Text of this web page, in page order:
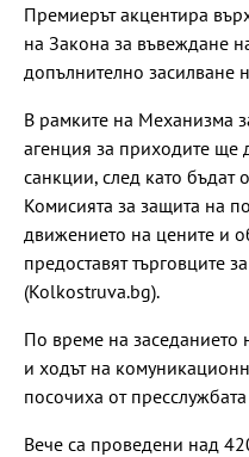
Премиерът акцентира
на Закона за въвеждане
допълнително засилване
В рамките на Механизма
агенция за приходите ще
санкции, след като
Комисията за защита на
движението на цените и
предоставят търговците
(Kolkostruva.bg).
По време на заседанието
и ходът на
посочиха от
Вече са проведени над